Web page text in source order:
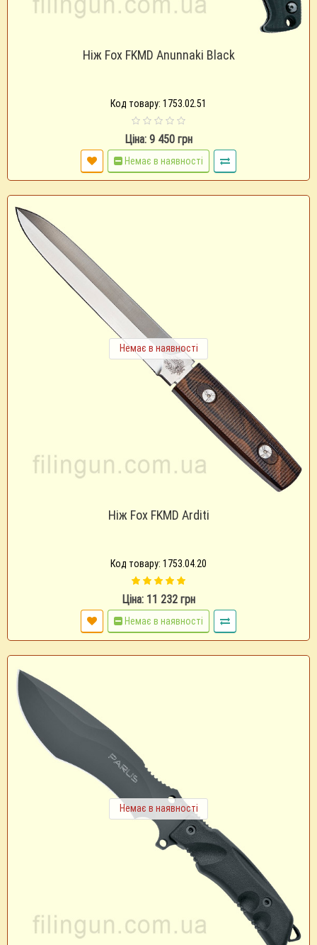
Ніж Fox FKMD Anunnaki Black
Код товару: 1753.02.51
Ціна: 9 450 грн
Немає в наявності
Немає в наявності
Ніж Fox FKMD Arditi
Код товару: 1753.04.20
Ціна: 11 232 грн
Немає в наявності
Немає в наявності